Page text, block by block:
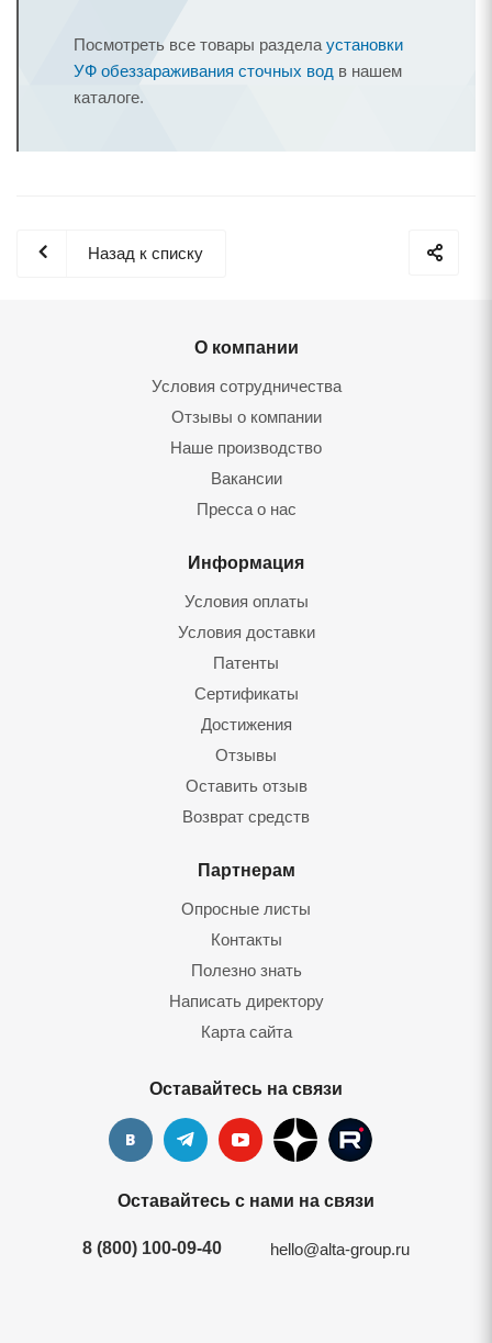
Посмотреть все товары раздела установки
УФ обеззараживания сточных вод в нашем
каталоге.
Назад к списку
О компании
Условия сотрудничества
Отзывы о компании
Наше производство
Вакансии
Пресса о нас
Информация
Условия оплаты
Условия доставки
Патенты
Сертификаты
Достижения
Отзывы
Оставить отзыв
Возврат средств
Партнерам
Опросные листы
Контакты
Полезно знать
Написать директору
Карта сайта
Оставайтесь на связи
Оставайтесь с нами на связи
8 (800) 100-09-40 hello@alta-group.ru